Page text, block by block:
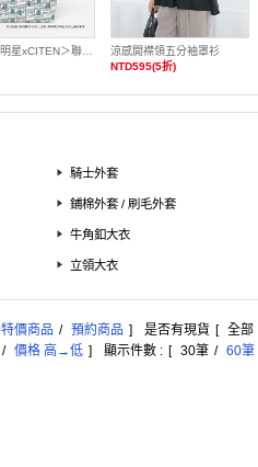
涼感開襟領五分袖罩衫
NTD595(5折)
騎士外套
鋪棉外套 / 刷毛外套
牛角釦大衣
立領大衣
特價商品 / 預約商品 ] 是否有現貨 [ 全部
/ 價格 高→低 ] 顯示件數 : [ 30筆 / 60筆